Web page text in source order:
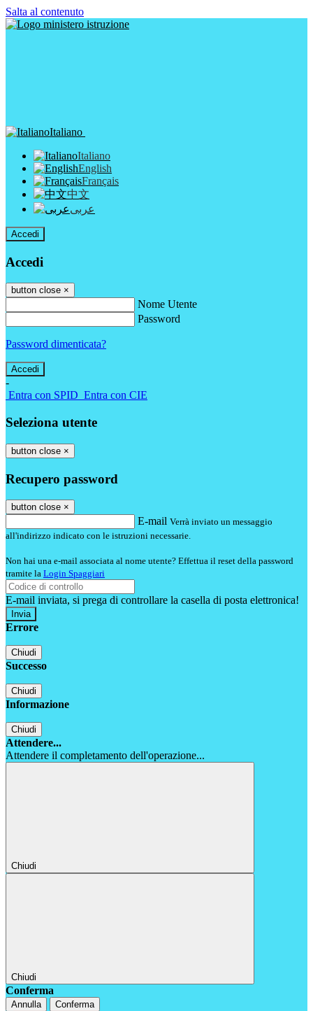
Salta al contenuto
Italiano
Italiano
English
Français
中文
عربى
Accedi
Accedi
button close ×
Nome Utente
Password
Password dimenticata?
-
Entra con SPID Entra con CIE
Seleziona utente
button close ×
Recupero password
button close ×
E-mail Verrà inviato un messaggio
all'indirizzo indicato con le istruzioni necessarie.
Non hai una e-mail associata al nome utente? Effettua il reset della password
tramite la Login Spaggiari
E-mail inviata, si prega di controllare la casella di posta elettronica!
Errore
Chiudi
Successo
Chiudi
Informazione
Chiudi
Attendere...
Attendere il completamento dell'operazione...
Chiudi
Chiudi
Conferma
Annulla Conferma